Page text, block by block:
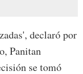
declaró por
Panitan
se tomó